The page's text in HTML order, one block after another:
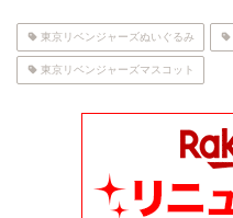
東京リベンジャーズぬいぐるみ
東京リベンジャーズマスコット